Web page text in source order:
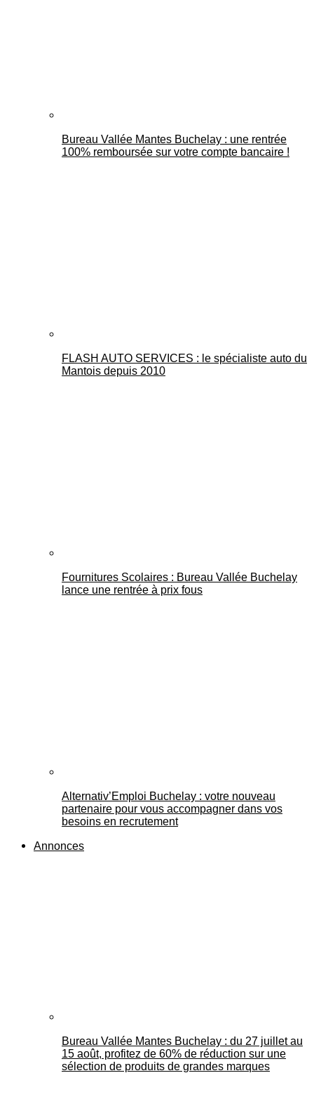
Bureau Vallée Mantes Buchelay : une rentrée
100% remboursée sur votre compte bancaire !
FLASH AUTO SERVICES : le spécialiste auto du
Mantois depuis 2010
Fournitures Scolaires : Bureau Vallée Buchelay
lance une rentrée à prix fous
Alternativ’Emploi Buchelay : votre nouveau
partenaire pour vous accompagner dans vos
besoins en recrutement
Annonces
Bureau Vallée Mantes Buchelay : du 27 juillet au
15 août, profitez de 60% de réduction sur une
sélection de produits de grandes marques